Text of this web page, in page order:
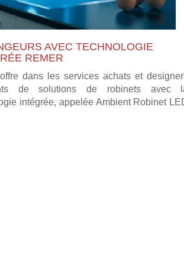
AVEC TECHNOLOGIE
REMER
dans les services achats et
de solutions de robinets avec
intégrée, appelée Ambient Robinet